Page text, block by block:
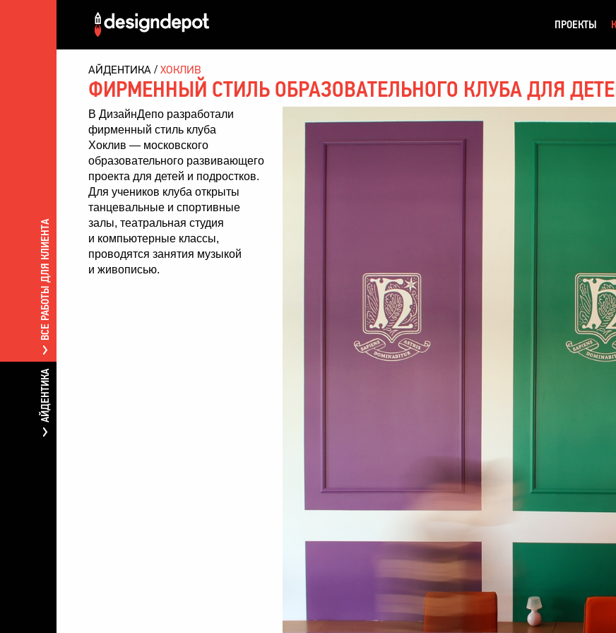
ПРОЕКТЫ
ВСЕ РАБОТЫ ДЛЯ КЛИЕНТА
АЙДЕНТИКА
АЙДЕНТИКА ХОКЛИВ
ФИРМЕННЫЙ СТИЛЬ ОБРАЗОВАТЕЛЬНОГО КЛУБА ДЛЯ
В ДизайнДепо разработали
фирменный стиль клуба
Хоклив — московского
образовательного развивающего
проекта для детей и подростков.
Для учеников клуба открыты
танцевальные и спортивные
залы, театральная студия
и компьютерные классы,
проводятся занятия музыкой
и живописью.